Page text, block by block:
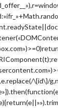
\{id\}/